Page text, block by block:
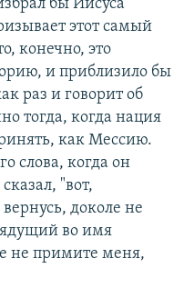
бы Иисуса
этот самый
конечно, это
и приблизило бы
раз и говорит об
тогда, когда нация
как Мессию.
слова, когда он
"вот,
доколе не
во имя
не примите меня,